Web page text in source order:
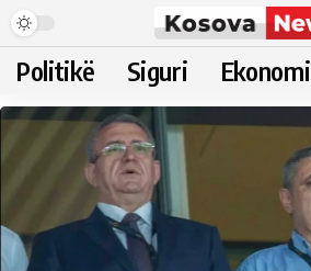
Politikë Siguri Ekonomi